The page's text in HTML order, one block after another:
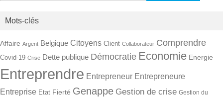
Mots-clés
Affaire Argent Belgique Citoyens Client Collaborateur Comprendre
Covid-19 Crise Dette publique Démocratie Economie Energie
Entreprendre Entrepreneur Entrepreneure
Entreprise Etat Fierté Genappe Gestion de crise Gestion du